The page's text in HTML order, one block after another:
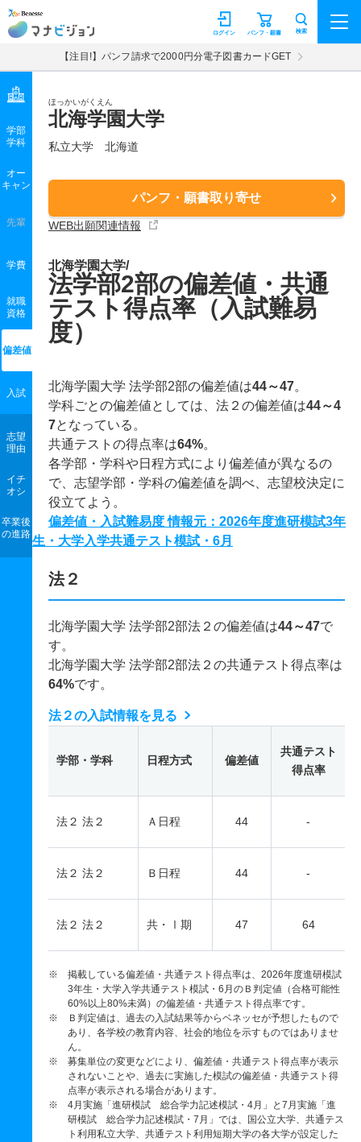
マナビジョン パンフ・願書
ログイン 検索
【注目!】パンフ請求で2000円分電子図書カードGET
ほっかいがくえん
北海学園大学
私立大学 北海道
パンフ・願書取り寄せ
WEB出願関連情報
学部
学科
オー
キャン
先輩
学費
就職
資格
偏差値
入試
志望
理由
イチ
オシ
卒業後
の進路
北海学園大学/
法学部2部の偏差値・共通
テスト得点率（入試難易
度）
北海学園大学 法学部2部の偏差値は44～47。
学科ごとの偏差値としては、法２の偏差値は44～4
7となっている。
共通テストの得点率は64%。
各学部・学科や日程方式により偏差値が異なるの
で、志望学部・学科の偏差値を調べ、志望校決定に
役立てよう。
偏差値・入試難易度 情報元：2026年度進研模試3年
生・大学入学共通テスト模試・6月
法２
北海学園大学 法学部2部法２の偏差値は44～47で
す。
北海学園大学 法学部2部法２の共通テスト得点率は
64%です。
法２の入試情報を見る
学部・学科 日程方式 偏差値
共通テスト
得点率
法２ 法２ Ａ日程 44 -
法２ 法２ Ｂ日程 44 -
法２ 法２ 共・Ⅰ期 47 64
※ 掲載している偏差値・共通テスト得点率は、2026年度進研模試
3年生・大学入学共通テスト模試・6月のＢ判定値（合格可能性
60%以上80%未満）の偏差値・共通テスト得点率です。
※ Ｂ判定値は、過去の入試結果等からベネッセが予想したもので
あり、各学校の教育内容、社会的地位を示すものではありませ
ん。
※ 募集単位の変更などにより、偏差値・共通テスト得点率が表示
されないことや、過去に実施した模試の偏差値・共通テスト得
点率が表示される場合があります。
※ 4月実施「進研模試 総合学力記述模試・4月」と7月実施「進
研模試 総合学力記述模試・7月」では、国公立大学、共通テス
ト利用私立大学、共通テスト利用短期大学の各大学が設定した